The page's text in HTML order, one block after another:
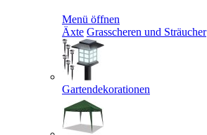
Menü öffnen
Äxte Grasscheren und Sträucher
Gartendekorationen